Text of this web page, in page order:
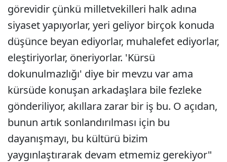
görevidir çünkü milletvekilleri halk adına
siyaset yapıyorlar, yeri geliyor birçok konuda
düşünce beyan ediyorlar, muhalefet ediyorlar,
eleştiriyorlar, öneriyorlar. 'Kürsü
dokunulmazlığı' diye bir mevzu var ama
kürsüde konuşan arkadaşlara bile fezleke
gönderiliyor, akıllara zarar bir iş bu. O açıdan,
bunun artık sonlandırılması için bu
dayanışmayı, bu kültürü bizim
yaygınlaştırarak devam etmemiz gerekiyor"